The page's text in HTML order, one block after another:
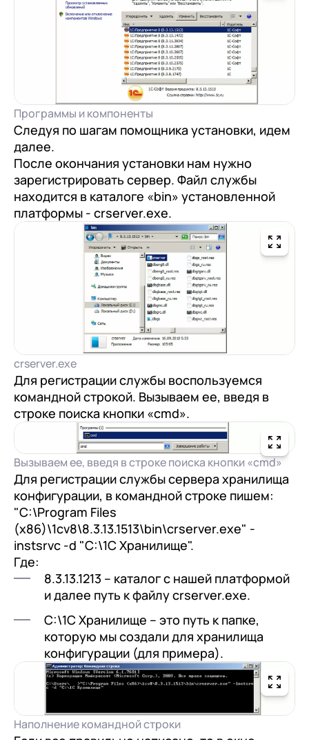
Программы и компоненты
Следуя по шагам помощника установки, идем
далее.
После окончания установки нам нужно
зарегистрировать сервер. Файл службы
находится в каталоге «bin» установленной
платформы - crserver.exe.
crserver.exe
Для регистрации службы воспользуемся
командной строкой. Вызываем ее, введя в
строке поиска кнопки «cmd».
Вызываем ее, введя в строке поиска кнопки «cmd»
Для регистрации службы сервера хранилища
конфигурации, в командной строке пишем:
"C:\Program Files
(x86)\1cv8\8.3.13.1513\bin\crserver.exe" -
instsrvc -d "C:\1С Хранилище".
Где:
8.3.13.1213 – каталог с нашей платформой
и далее путь к файлу crserver.exe.
С:\1С Хранилище – это путь к папке,
которую мы создали для хранилища
конфигурации (для примера).
Наполнение командной строки